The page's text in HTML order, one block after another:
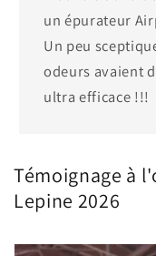
un épurateur
Un peu
odeurs avaient
ultra efficace !!!
Témoignage à
Lepine 2026